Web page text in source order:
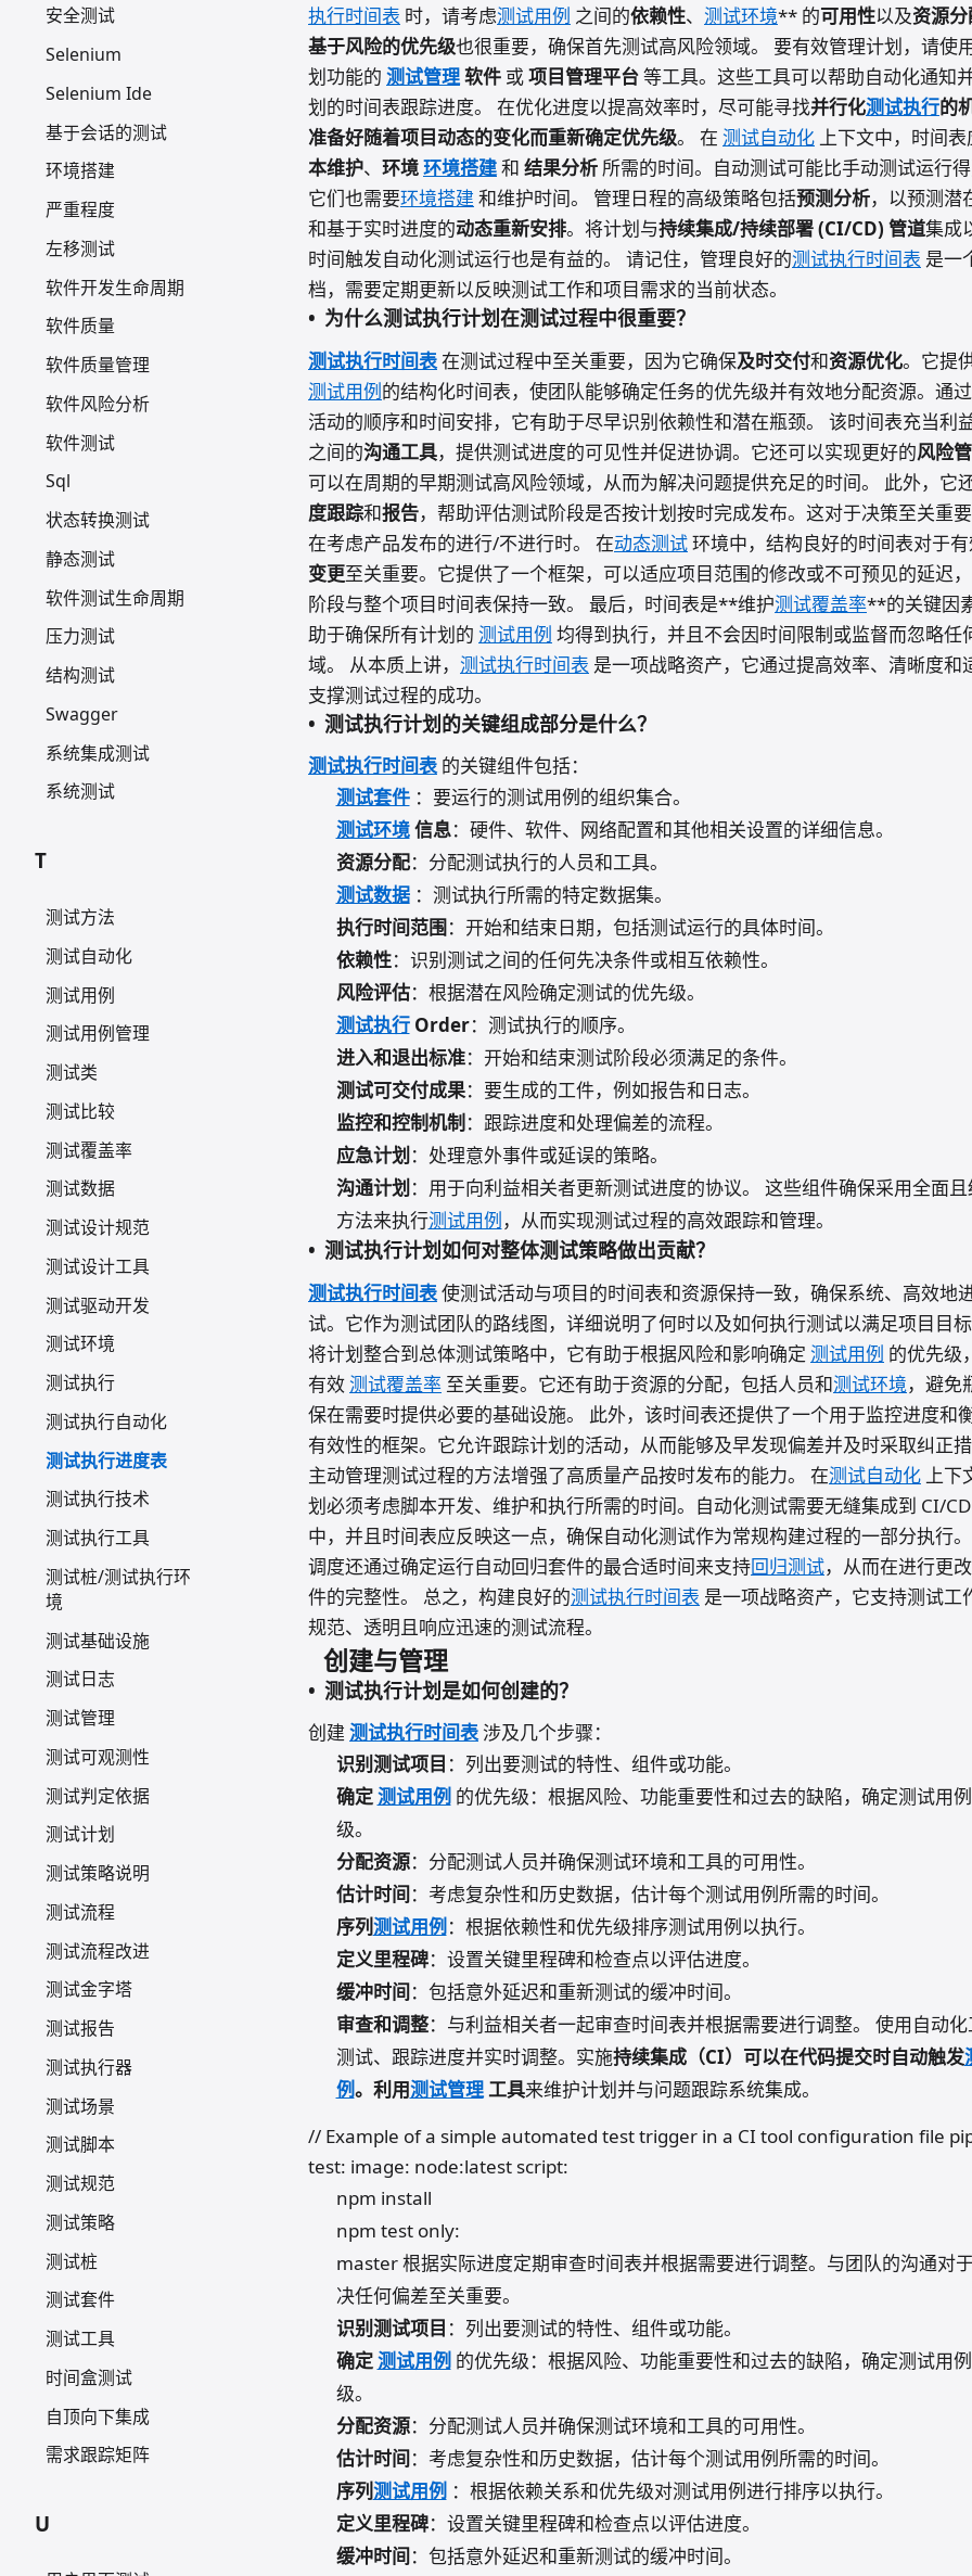
安全测试
Selenium
Selenium Ide
基于会话的测试
环境搭建
严重程度
左移测试
软件开发生命周期
软件质量
软件质量管理
软件风险分析
软件测试
Sql
状态转换测试
静态测试
软件测试生命周期
压力测试
结构测试
Swagger
系统集成测试
系统测试
T
测试方法
测试自动化
测试用例
测试用例管理
测试类
测试比较
测试覆盖率
测试数据
测试设计规范
测试设计工具
测试驱动开发
测试环境
测试执行
测试执行自动化
测试执行进度表
测试执行技术
测试执行工具
测试桩/测试执行环
境
测试基础设施
测试日志
测试管理
测试可观测性
测试判定依据
测试计划
测试策略说明
测试流程
测试流程改进
测试金字塔
测试报告
测试执行器
测试场景
测试脚本
测试规范
测试策略
测试桩
测试套件
测试工具
时间盒测试
自顶向下集成
需求跟踪矩阵
U
执行时间表 时，请考虑测试用例 之间的依赖性、 测试环境** 的可用性以及资源
基于风险的优先级也很重要，确保首先测试高风险领域。 要有效管理计划，请使
划功能的 测试管理软件 或项目管理平台等工具。这些工具可以帮助自动化通知
划的时间表跟踪进度。 在优化进度以提高效率时，尽可能寻找并行化测试执行的
准备好随着项目动态的变化而重新确定优先级。 在 测试自动化 上下文中，时间
本维护、 环境环境搭建和 结果分析 所需的时间。自动测试可能比手动测试运行
它们也需要环境搭建 和维护时间。 管理日程的高级策略包括预测分析，以预测潜
和基于实时进度的动态重新安排。将计划与持续集成/持续部署 (CI/CD) 管道集成
时间触发自动化测试运行也是有益的。 请记住，管理良好的测试执行时间表 是一
档，需要定期更新以反映测试工作和项目需求的当前状态。
为什么测试执行计划在测试过程中很重要？
测试执行时间表在测试过程中至关重要，因为它确保及时交付和资源优化。它提
测试用例的结构化时间表，使团队能够确定任务的优先级并有效地分配资源。通
活动的顺序和时间安排，它有助于尽早识别依赖性和潜在瓶颈。 该时间表充当利
之间的沟通工具，提供测试进度的可见性并促进协调。它还可以实现更好的风险
可以在周期的早期测试高风险领域，从而为解决问题提供充足的时间。 此外，它
度跟踪和报告，帮助评估测试阶段是否按计划按时完成发布。这对于决策至关重
在考虑产品发布的进行/不进行时。 在动态测试环境中，结构良好的时间表对于
变更至关重要。它提供了一个框架，可以适应项目范围的修改或不可预见的延迟
阶段与整个项目时间表保持一致。 最后，时间表是**维护测试覆盖率**的关键因
助于确保所有计划的 测试用例 均得到执行，并且不会因时间限制或监督而忽略任
域。 从本质上讲， 测试执行时间表 是一项战略资产，它通过提高效率、清晰度和
支撑测试过程的成功。
测试执行计划的关键组成部分是什么？
测试执行时间表的关键组件包括：
测试套件：要运行的测试用例的组织集合。
测试环境信息：硬件、软件、网络配置和其他相关设置的详细信息。
资源分配：分配测试执行的人员和工具。
测试数据：测试执行所需的特定数据集。
执行时间范围：开始和结束日期，包括测试运行的具体时间。
依赖性：识别测试之间的任何先决条件或相互依赖性。
风险评估：根据潜在风险确定测试的优先级。
测试执行Order：测试执行的顺序。
进入和退出标准：开始和结束测试阶段必须满足的条件。
测试可交付成果：要生成的工件，例如报告和日志。
监控和控制机制 ：跟踪进度和处理偏差的流程。
应急计划 ：处理意外事件或延误的策略。
沟通计划 ：用于向利益相关者更新测试进度的协议。 这些组件确保采用全面
方法来执行测试用例，从而实现测试过程的高效跟踪和管理。
测试执行计划如何对整体测试策略做出贡献？
测试执行时间表使测试活动与项目的时间表和资源保持一致，确保系统、高效地
试。它作为测试团队的路线图，详细说明了何时以及如何执行测试以满足项目目
将计划整合到总体测试策略中，它有助于根据风险和影响确定 测试用例 的优先级
有效 测试覆盖率 至关重要。它还有助于资源的分配，包括人员和测试环境，避免
保在需要时提供必要的基础设施。 此外，该时间表还提供了一个用于监控进度和
有效性的框架。它允许跟踪计划的活动，从而能够及早发现偏差并及时采取纠正
主动管理测试过程的方法增强了高质量产品按时发布的能力。 在测试自动化 上下
划必须考虑脚本开发、维护和执行所需的时间。自动化测试需要无缝集成到 CI/
中，并且时间表应反映这一点，确保自动化测试作为常规构建过程的一部分执行
调度还通过确定运行自动回归套件的最合适时间来支持回归测试，从而在进行更
件的完整性。 总之，构建良好的测试执行时间表 是一项战略资产，它支持测试工
规范、透明且响应迅速的测试流程。
创建与管理
测试执行计划是如何创建的？
创建 测试执行时间表涉及几个步骤：
识别测试项目 ：列出要测试的特性、组件或功能。
确定测试用例 的优先级：根据风险、功能重要性和过去的缺陷，确定测试用
级。
分配资源：分配测试人员并确保测试环境和工具的可用性。
估计时间：考虑复杂性和历史数据，估计每个测试用例所需的时间。
序列测试用例 ：根据依赖性和优先级排序测试用例以执行。
定义里程碑：设置关键里程碑和检查点以评估进度。
缓冲时间：包括意外延迟和重新测试的缓冲时间。
审查和调整：与利益相关者一起审查时间表并根据需要进行调整。 使用自动
测试、跟踪进度并实时调整。实施持续集成（CI） 可以在代码提交时自动触发
例。利用测试管理工具来维护计划并与问题跟踪系统集成。
// Example of a simple automated test trigger in a CI tool configuration file
test: image: node:latest script:
npm install
npm test only:
master 根据实际进度定期审查时间表并根据需要进行调整。与团队的沟通对
决任何偏差至关重要。
识别测试项目 ：列出要测试的特性、组件或功能。
确定测试用例 的优先级：根据风险、功能重要性和过去的缺陷，确定测试用
级。
分配资源：分配测试人员并确保测试环境和工具的可用性。
估计时间：考虑复杂性和历史数据，估计每个测试用例所需的时间。
序列测试用例 ：根据依赖关系和优先级对测试用例进行排序以执行。
定义里程碑：设置关键里程碑和检查点以评估进度。
缓冲时间：包括意外延迟和重新测试的缓冲时间。